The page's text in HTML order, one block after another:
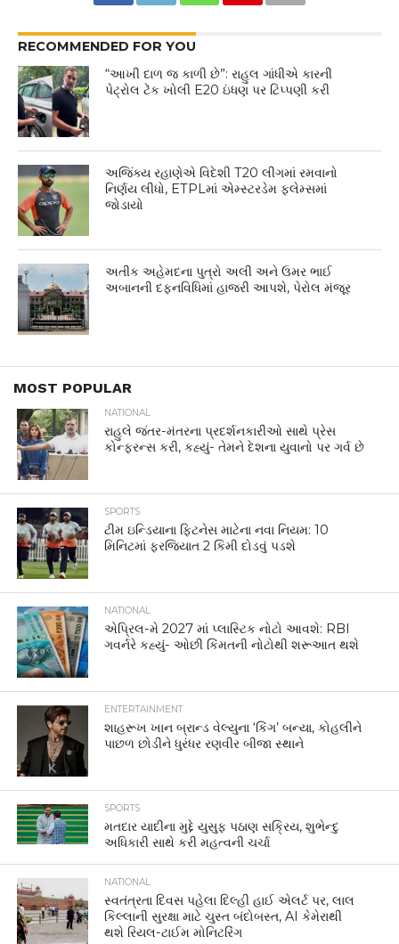
RECOMMENDED FOR YOU
“આખી દાળ જ કાળી છે”: રાહુલ ગાંધીએ કારની
પેટ્રોલ ટેંક ખોલી E20 ઇંધણ પર ટિપ્પણી કરી
અજિંક્ય રહાણેએ વિદેશી T20 લીગમાં રમવાનો
નિર્ણય લીધો, ETPLમાં એમ્સ્ટરડેમ ફ્લેમ્સમાં
જોડાયો
અતીક અહેમદના પુત્રો અલી અને ઉમર ભાઈ
અબાનની દફનવિધિમાં હાજરી આપશે, પેરોલ મંજૂર
MOST POPULAR
NATIONAL
રાહુલે જંતર-મંતરના પ્રદર્શનકારીઓ સાથે પ્રેસ
કોન્ફરન્સ કરી, કહ્યું- તેમને દેશના યુવાનો પર ગર્વ છે
SPORTS
ટીમ ઇન્ડિયાના ફિટનેસ માટેના નવા નિયમ: 10
મિનિટમાં ફરજિયાત 2 કિમી દોડવું પડશે
NATIONAL
એપ્રિલ-મે 2027 માં પ્લાસ્ટિક નોટો આવશે: RBI
ગવર્નરે કહ્યું- ઓછી કિંમતની નોટોથી શરૂઆત થશે
ENTERTAINMENT
શાહરૂખ ખાન બ્રાન્ડ વેલ્યુના ‘કિંગ’ બન્યા, કોહલીને
પાછળ છોડીને ધુરંધર રણવીર બીજા સ્થાને
SPORTS
મતદાર યાદીના મુદ્દે યુસુફ પઠાણ સક્રિય, શુભેન્દુ
અધિકારી સાથે કરી મહત્વની ચર્ચા
NATIONAL
સ્વતંત્રતા દિવસ પહેલા દિલ્હી હાઈ એલર્ટ પર, લાલ
કિલ્લાની સુરક્ષા માટે ચુસ્ત બંદોબસ્ત, AI કેમેરાથી
થશે રિયલ-ટાઈમ મોનિટરિંગ